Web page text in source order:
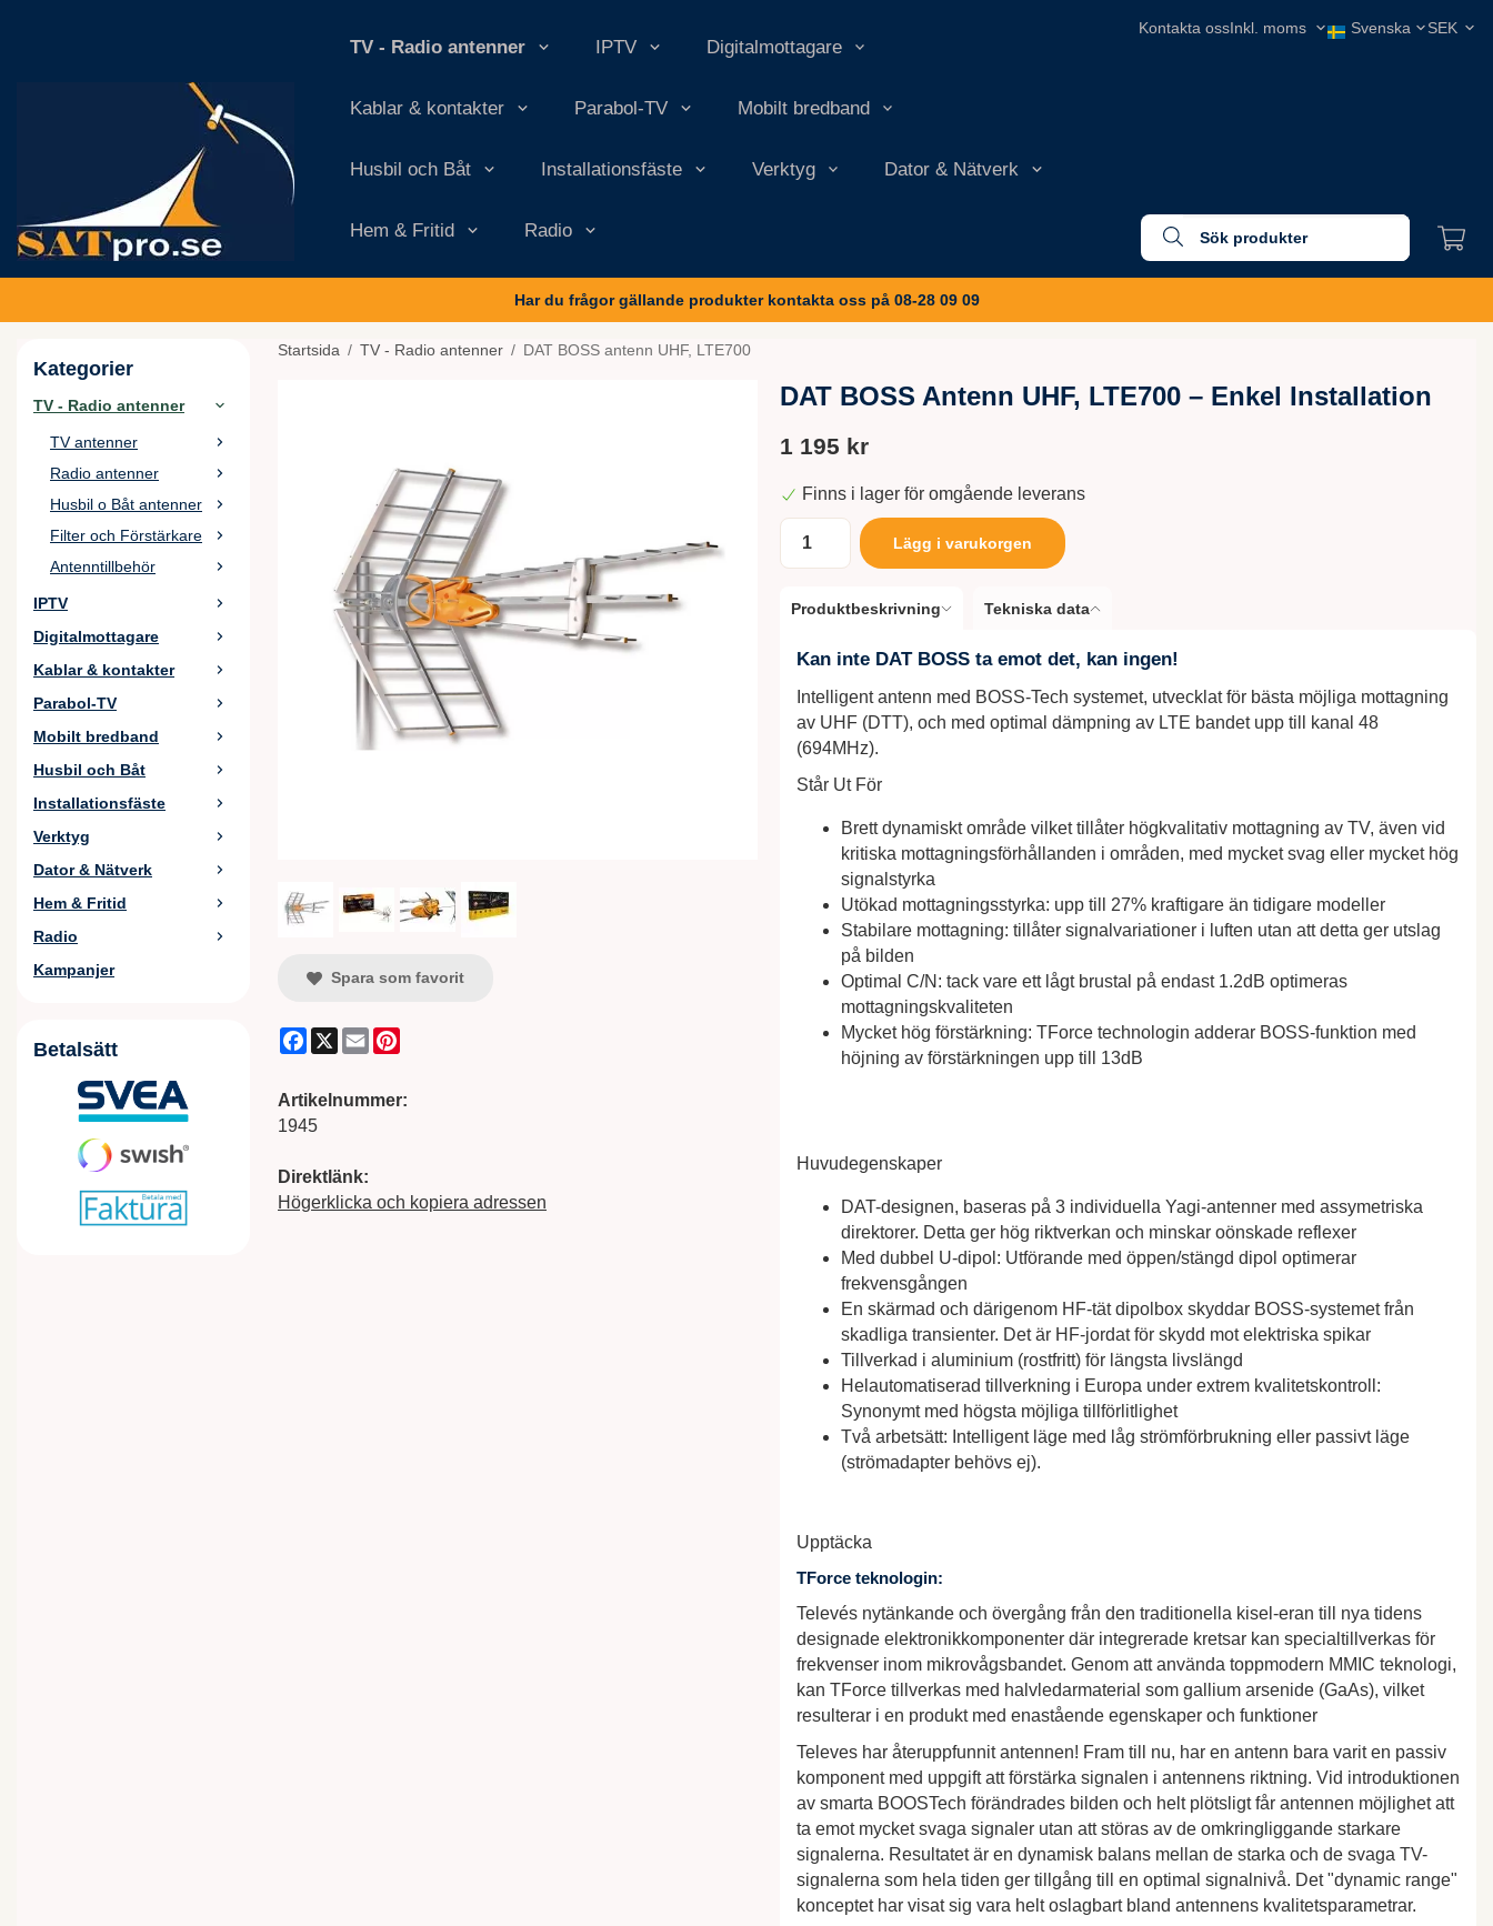
TV - Radio antenner IPTV Digitalmottagare
Kablar & kontakter Parabol-TV Mobilt bredband
Husbil och Båt Installationsfäste Verktyg Dator & Nätverk
Hem & Fritid Radio
Kontakta oss
Har du frågor gällande produkter kontakta oss på 08-28 09 09
Kategorier
TV - Radio antenner
TV antenner
Radio antenner
Husbil o Båt antenner
Filter och Förstärkare
Antenntillbehör
IPTV
Digitalmottagare
Kablar & kontakter
Parabol-TV
Mobilt bredband
Husbil och Båt
Installationsfäste
Verktyg
Dator & Nätverk
Hem & Fritid
Radio
Kampanjer
Betalsätt
Startsida / TV - Radio antenner / DAT BOSS antenn UHF, LTE700
DAT BOSS Antenn UHF, LTE700 – Enkel Installation
1 195 kr
Finns i lager för omgående leverans
Lägg i varukorgen
Produktbeskrivning Tekniska data
Kan inte DAT BOSS ta emot det, kan ingen!
Intelligent antenn med BOSS-Tech systemet, utvecklat för bästa möjliga mottagning
av UHF (DTT), och med optimal dämpning av LTE bandet upp till kanal 48
(694MHz).
Står Ut För
Brett dynamiskt område vilket tillåter högkvalitativ mottagning av TV, även vid
kritiska mottagningsförhållanden i områden, med mycket svag eller mycket hög
signalstyrka
Utökad mottagningsstyrka: upp till 27% kraftigare än tidigare modeller
Stabilare mottagning: tillåter signalvariationer i luften utan att detta ger utslag
på bilden
Optimal C/N: tack vare ett lågt brustal på endast 1.2dB optimeras
mottagningskvaliteten
Mycket hög förstärkning: TForce technologin adderar BOSS-funktion med
höjning av förstärkningen upp till 13dB
Huvudegenskaper
DAT-designen, baseras på 3 individuella Yagi-antenner med assymetriska
direktorer. Detta ger hög riktverkan och minskar oönskade reflexer
Med dubbel U-dipol: Utförande med öppen/stängd dipol optimerar
frekvensgången
En skärmad och därigenom HF-tät dipolbox skyddar BOSS-systemet från
skadliga transienter. Det är HF-jordat för skydd mot elektriska spikar
Tillverkad i aluminium (rostfritt) för längsta livslängd
Helautomatiserad tillverkning i Europa under extrem kvalitetskontroll:
Synonymt med högsta möjliga tillförlitlighet
Två arbetsätt: Intelligent läge med låg strömförbrukning eller passivt läge
(strömadapter behövs ej).
Upptäcka
TForce teknologin:
Televés nytänkande och övergång från den traditionella kisel-eran till nya tidens
designade elektronikkomponenter där integrerade kretsar kan specialtillverkas för
frekvenser inom mikrovågsbandet. Genom att använda toppmodern MMIC teknologi,
kan TForce tillverkas med halvledarmaterial som gallium arsenide (GaAs), vilket
resulterar i en produkt med enastående egenskaper och funktioner
Televes har återuppfunnit antennen! Fram till nu, har en antenn bara varit en passiv
komponent med uppgift att förstärka signalen i antennens riktning. Vid introduktionen
av smarta BOOSTech förändrades bilden och helt plötsligt får antennen möjlighet att
ta emot mycket svaga signaler utan att störas av de omkringliggande starkare
signalerna. Resultatet är en dynamisk balans mellan de starka och de svaga TV-
signalerna som hela tiden ger tillgång till en optimal signalnivå. Det "dynamic range"
konceptet har visat sig vara helt oslagbart bland antennens kvalitetsparametrar.
Spara som favorit
Facebook
X Email
Artikelnummer:
1945
Direktlänk:
Högerklicka och kopiera adressen